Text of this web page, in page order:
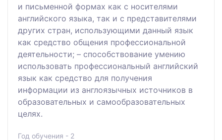
и письменной формах как с носителями
английского языка, так и с представителями
других стран, использующими данный язык
как средство общения профессиональной
деятельности; – способствование умению
использовать профессиональный английский
язык как средство для получения
информации из англоязычных источников в
образовательных и самообразовательных
целях.
Год обучения - 2